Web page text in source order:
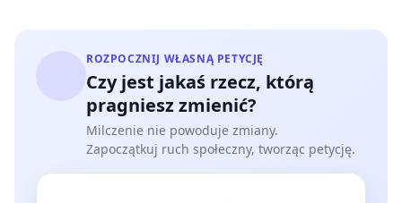
ROZPOCZNIJ WŁASNĄ PETYCJĘ
Czy jest jakaś rzecz, którą
pragniesz zmienić?
Milczenie nie powoduje zmiany.
Zapoczątkuj ruch społeczny, tworząc petycję.